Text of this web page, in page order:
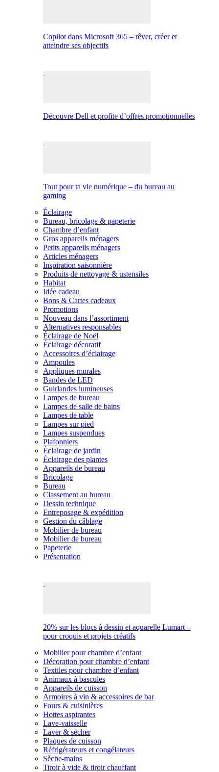
Copilot dans Microsoft 365 – rêver, créer et
atteindre ses objectifs
Découvre Dell et profite d’offres promotionnelles
Tout pour ta vie numérique – du bureau au
gaming
Éclairage
Bureau, bricolage & papeterie
Chambre d’enfant
Gros appareils ménagers
Petits appareils ménagers
Articles ménagers
Inspiration saisonnière
Produits de nettoyage & ustensiles
Habitat
Idée cadeau
Bons & Cartes cadeaux
Promotions
Nouveau dans l’assortiment
Alternatives responsables
Éclairage de Noël
Éclairage décoratif
Accessoires d’éclairage
Ampoules
Appliques murales
Bandes de LED
Guirlandes lumineuses
Lampes de bureau
Lampes de salle de bains
Lampes de table
Lampes sur pied
Lampes suspendues
Plafonniers
Éclairage de jardin
Éclairage des plantes
Appareils de bureau
Bricolage
Bureau
Classement au bureau
Dessin technique
Entreposage & expédition
Gestion du câblage
Mobilier de bureau
Mobilier de bureau
Papeterie
Présentation
20% sur les blocs à dessin et aquarelle Lumart –
pour croquis et projets créatifs
Mobilier pour chambre d’enfant
Décoration pour chambre d’enfant
Textiles pour chambre d’enfant
Animaux à bascules
Appareils de cuisson
Armoires à vin & accessoires de bar
Fours & cuisinières
Hottes aspirantes
Lave-vaisselle
Laver & sécher
Plaques de cuisson
Réfrigérateurs et congélateurs
Sèche-mains
Tiroir à vide & tiroir chauffant